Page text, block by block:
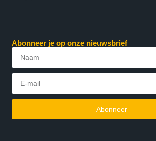
Abonneer je op onze nieuwsbrief
Abonneer